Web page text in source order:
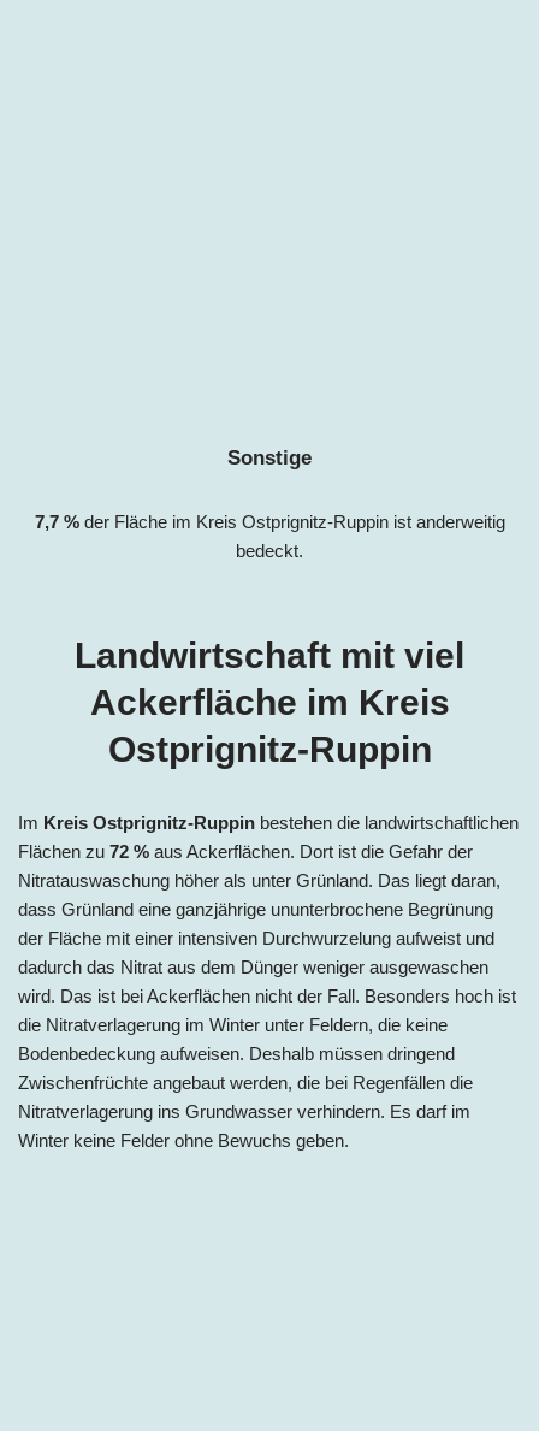
Sonstige
7,7%der Fläche im Kreis Ostprignitz-Ruppin ist anderweitig
bedeckt.
Landwirtschaft mit viel
Ackerfläche im Kreis
Ostprignitz-Ruppin
Im Kreis Ostprignitz-Ruppin bestehen die landwirtschaftlichen
Flächen zu 72 % aus Ackerflächen. Dort ist die Gefahr der
Nitratauswaschung höher als unter Grünland. Das liegt daran,
dass Grünland eine ganzjährige ununterbrochene Begrünung
der Fläche mit einer intensiven Durchwurzelung aufweist und
dadurch das Nitrat aus dem Dünger weniger ausgewaschen
wird. Das ist bei Ackerflächen nicht der Fall. Besonders hoch ist
die Nitratverlagerung im Winter unter Feldern, die keine
Bodenbedeckung aufweisen. Deshalb müssen dringend
Zwischenfrüchte angebaut werden, die bei Regenfällen die
Nitratverlagerung ins Grundwasser verhindern. Es darf im
Winter keine Felder ohne Bewuchs geben.